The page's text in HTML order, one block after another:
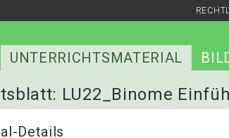
UNTERRICHTSMATERIAL
LU22_Binome
Details